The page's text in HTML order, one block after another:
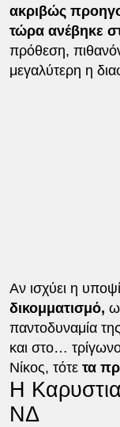
ακριβώς
τώρα ανέβηκε
πρόθεση,
μεγαλύτερη η
Αν ισχύει η
δικομματισμό,
παντοδυναμία
και στο…
Νίκος, τότε τα
Η
ΝΔ